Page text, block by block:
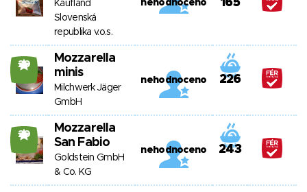
Kaufland
Slovenská
republika v.o.s.
nehodnoceno 165
20
Mozzarella
minis
Milchwerk Jäger
GmbH
nehodnoceno 226
20
Mozzarella
San Fabio
Goldstein GmbH
& Co. KG
nehodnoceno 243